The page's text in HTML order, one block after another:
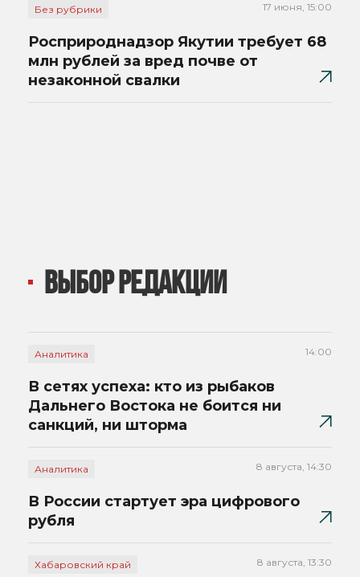
Без рубрики 17 июня, 15:00
Росприроднадзор Якутии требует 68
млн рублей за вред почве от
незаконной свалки
ВЫБОР РЕДАКЦИИ
Аналитика 14:00
В сетях успеха: кто из рыбаков
Дальнего Востока не боится ни
санкций, ни шторма
Аналитика 8 августа, 14:30
В России стартует эра цифрового
рубля
Хабаровский край 8 августа, 13:30